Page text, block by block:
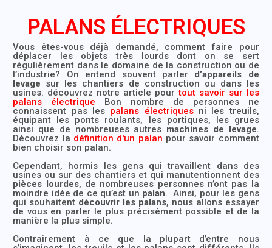
PALANS ÉLECTRIQUES
Vous êtes-vous déjà demandé, comment faire pour
déplacer les objets très lourds dont on se sert
régulièrement dans le domaine de la construction ou de
l’industrie? On entend souvent parler d’appareils de
levage sur les chantiers de construction ou dans les
usines. découvrez notre article pourtout savoir sur les
palans électrique Bon nombre de personnes ne
connaissent pas les palans électriquesni les treuils,
équipant les ponts roulants, les portiques, les grues
ainsi que de nombreuses autres machines de levage.
Découvrez la définition d'un palan pour savoir comment
bien choisir son palan.
Cependant, hormis les gens qui travaillent dans des
usines ou sur des chantiers et qui manutentionnent des
pièces lourdes, de nombreuses personnes n’ont pas la
moindre idée de ce qu’est un palan. Ainsi, pour les gens
qui souhaitent découvrir les palans, nous allons essayer
de vous en parler le plus précisément possible et de la
manière la plus simple.
Contrairement à ce que la plupart d’entre nous